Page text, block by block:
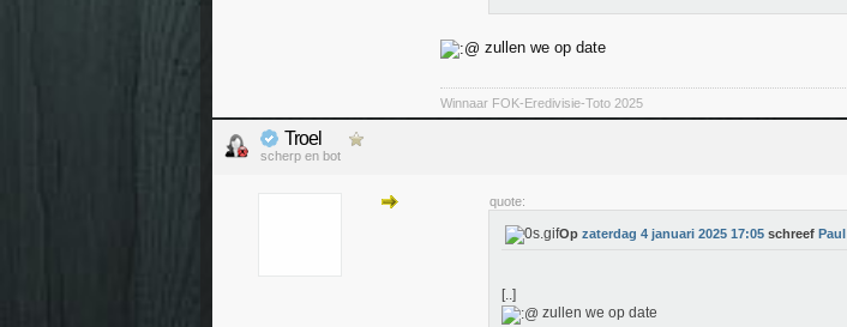
zullen we op date
Winnaar FOK-Eredivisie-Toto 2025
Troel
scherp en bot
quote:
Op zaterdag 4 januari 2025 17:05 schreef Paul
[..]
zullen we op date